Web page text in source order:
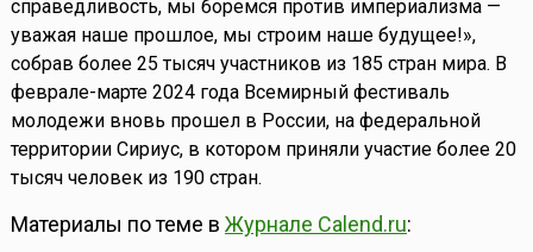
справедливость, мы боремся против империализма —
уважая наше прошлое, мы строим наше будущее!»,
собрав более 25 тысяч участников из 185 стран мира. В
феврале-марте 2024 года Всемирный фестиваль
молодежи вновь прошел в России, на федеральной
территории Сириус, в котором приняли участие более 20
тысяч человек из 190 стран.
Материалы по теме в Журнале Calend.ru: